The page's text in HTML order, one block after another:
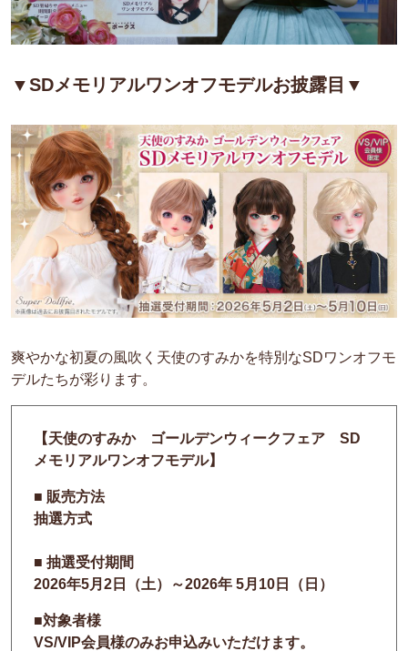
▼SDメモリアルワンオフモデルお披露目 ▼
爽やかな初夏の風吹く天使のすみかを特別なSDワンオフモ
デルたちが彩ります。
【天使のすみか ゴールデンウィークフェア SD
メモリアルワンオフモデル】
■ 販売方法
抽選方式
■ 抽選受付期間
2026年5月2日（土）～2026年 5月10日（日）
■対象者様
VS/VIP会員様のみお申込みいただけます。